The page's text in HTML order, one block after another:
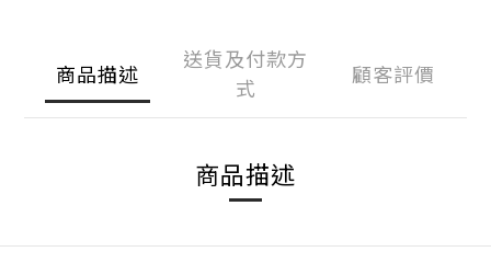
商品描述
送貨及付款方
式
顧客評價
商品描述